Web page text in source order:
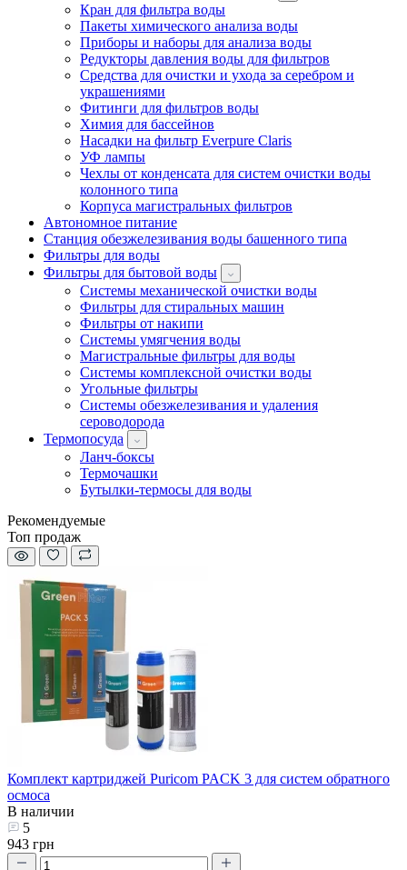
Кран для фильтра воды
Пакеты химического анализа воды
Приборы и наборы для анализа воды
Редукторы давления воды для фильтров
Средства для очистки и ухода за серебром и
украшениями
Фитинги для фильтров воды
Химия для бассейнов
Насадки на фильтр Everpure Claris
УФ лампы
Чехлы от конденсата для систем очистки воды
колонного типа
Корпуса магистральных фильтров
Автономное питание
Станция обезжелезивания воды башенного типа
Фильтры для воды
Фильтры для бытовой воды
Системы механической очистки воды
Фильтры для стиральных машин
Фильтры от накипи
Системы умягчения воды
Магистральные фильтры для воды
Системы комплексной очистки воды
Угольные фильтры
Системы обезжелезивания и удаления
сероводорода
Термопосуда
Ланч-боксы
Термочашки
Бутылки-термосы для воды
Рекомендуемые
Топ продаж
Комплект картриджей Puricom PACK 3 для систем обратного
осмоса
В наличии
5
943 грн